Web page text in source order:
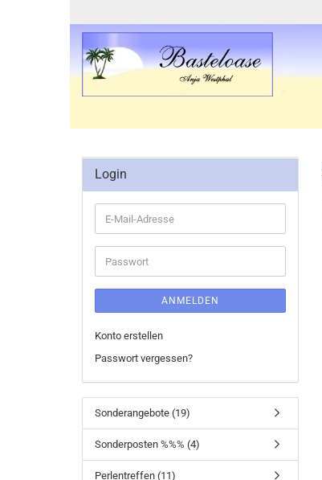
Login
E-
Mail-
Adresse
Passwort
ANMELDEN
Konto erstellen
Passwort vergessen?
Sonderangebote (19)
Sonderposten %%% (4)
Perlentreffen (11)